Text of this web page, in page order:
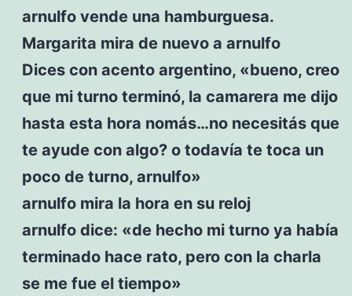
arnulfo vende una hamburguesa.
Margarita mira de nuevo a arnulfo
Dices con acento argentino, «bueno, creo
que mi turno terminó, la camarera me dijo
hasta esta hora nomás…no necesitás que
te ayude con algo? o todavía te toca un
poco de turno, arnulfo»
arnulfo mira la hora en su reloj
arnulfo dice: «de hecho mi turno ya había
terminado hace rato, pero con la charla
se me fue el tiempo»